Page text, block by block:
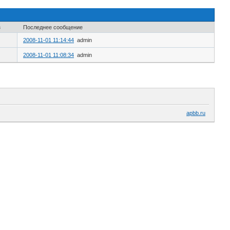
Последнее сообщение
2008-11-01 11:14:44 admin
2008-11-01 11:08:34 admin
apbb.ru